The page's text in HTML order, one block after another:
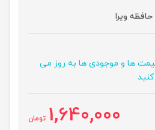
ویرا
ها و موجودی ها به روز می
1,640,000 تومان